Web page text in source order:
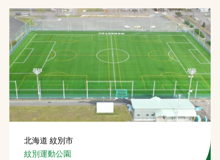
北海道 紋別市
紋別運動公園